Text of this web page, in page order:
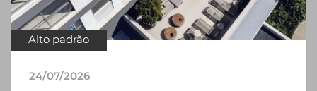
Alto padrão
24/07/2026